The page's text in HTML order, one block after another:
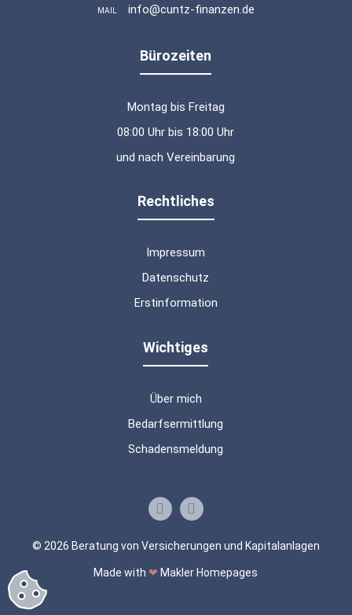
MAIL info@cuntz-finanzen.de
Bürozeiten
Montag bis Freitag
08:00 Uhr bis 18:00 Uhr
und nach Vereinbarung
Rechtliches
Impressum
Datenschutz
Erstinformation
Wichtiges
Über mich
Bedarfsermittlung
Schadensmeldung
© 2026 Beratung von Versicherungen und Kapitalanlagen
Made with❤ Makler Homepages